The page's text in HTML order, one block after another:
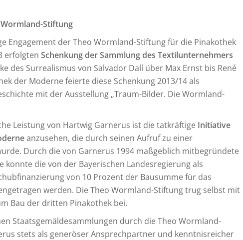
Stiftung
Engagement der Theo Wormland-Stiftung für die Pinakothek
erfolgten Schenkung der Sammlung des Textilunternehmers
des Surrealismus von Salvador Dalí über Max Ernst bis René
der Moderne feierte diese Schenkung 2013/14 als
mit der Ausstellung „Traum-Bilder. Die Wormland-
Leistung von Hartwig Garnerus ist die tatkräftige Initiative
anzusehen, die durch seinen Aufruf zu einer
Durch die von Garnerus 1994 maßgeblich mitbegründete
konnte die von der Bayerischen Landesregierung als
von 10 Prozent der Bausumme für das
werden. Die Theo Wormland-Stiftung trug selbst mit
Bau der dritten Pinakothek bei.
Staatsgemäldesammlungen durch die Theo Wormland-
stets als generöser Ansprechpartner und kenntnisreicher